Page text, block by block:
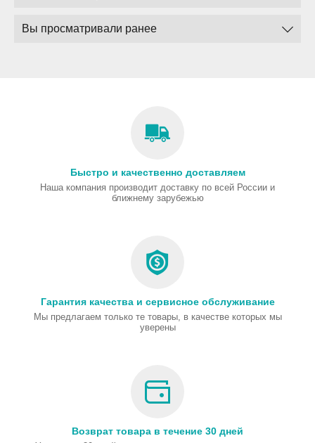
Вы просматривали ранее
Быстро и качественно доставляем
Наша компания производит доставку по всей России и
ближнему зарубежью
Гарантия качества и сервисное обслуживание
Мы предлагаем только те товары, в качестве которых мы
уверены
Возврат товара в течение 30 дней